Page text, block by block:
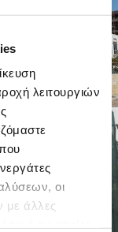
λειτουργιών
οι
με άλλες